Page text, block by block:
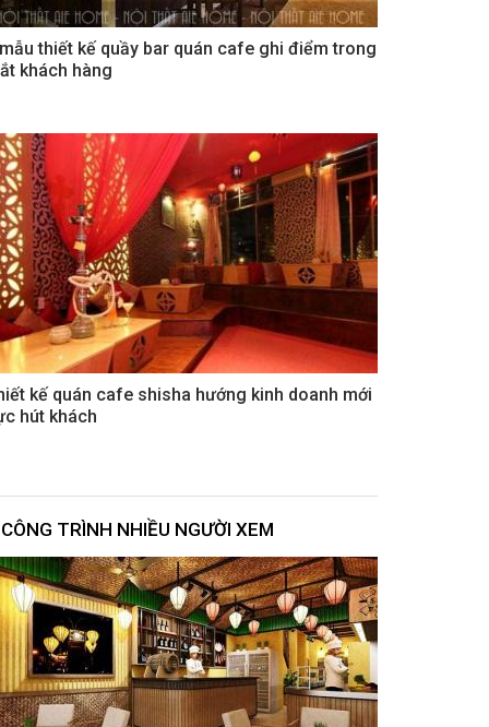
thiết kế quầy bar quán cafe ghi điểm trong
khách hàng
kế quán cafe shisha hướng kinh doanh mới
hút khách
CÔNG TRÌNH NHIỀU NGƯỜI XEM